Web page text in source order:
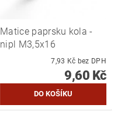
Matice paprsku kola -
nipl M3,5x16
7,93 Kč bez DPH
9,60 Kč